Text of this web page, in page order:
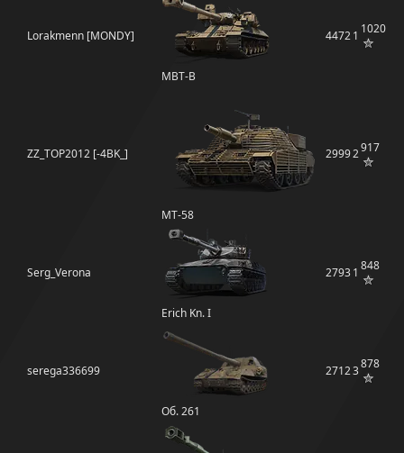
Lorakmenn [MONDY]
MBT-B
44721 1020
ZZ_TOP2012 [-4BK_]
MT-58
29992917
Serg_Verona
Erich Kn. I
27931 848
serega336699
Об. 261
27123878